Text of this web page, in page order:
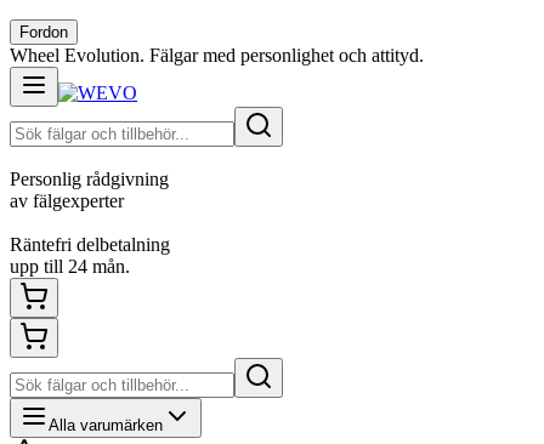
Fordon
Wheel Evolution. Fälgar med personlighet och attityd.
Personlig rådgivning
av fälgexperter
Räntefri delbetalning
upp till 24 mån.
Alla varumärken